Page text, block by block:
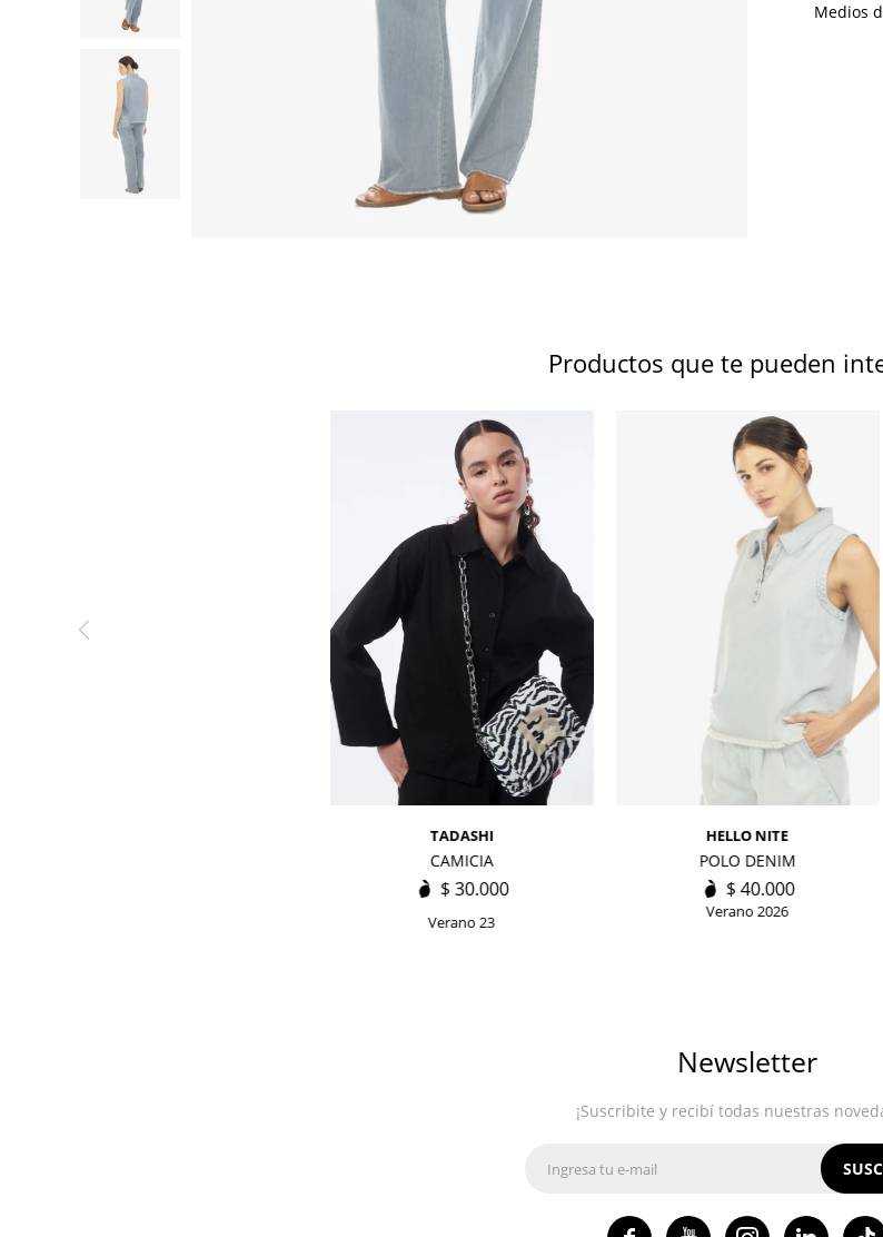
Medios
Productos que te pueden
TADASHI
CAMICIA
$ 30.000
Verano 23
HELLO NITE
POLO DENIM
$ 40.000
Verano 2026
Newsletter
¡Suscribite y recibí todas nuestras